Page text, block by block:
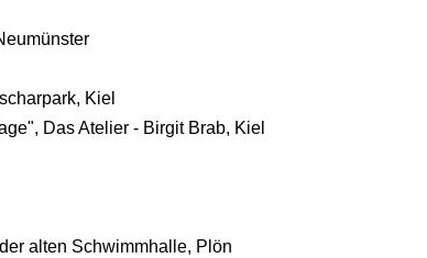
Kiel
Das Atelier - Birgit Brab, Kiel
alten Schwimmhalle, Plön